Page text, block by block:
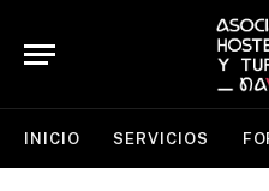
INICIO SERVICIOS